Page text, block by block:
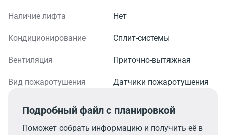
Наличие лифта Нет
Кондиционирование Сплит-системы
Вентиляция Приточно-вытяжная
Вид пожаротушения Датчики пожаротушения
Подробный файл с планировкой
Поможет собрать информацию и получить её в